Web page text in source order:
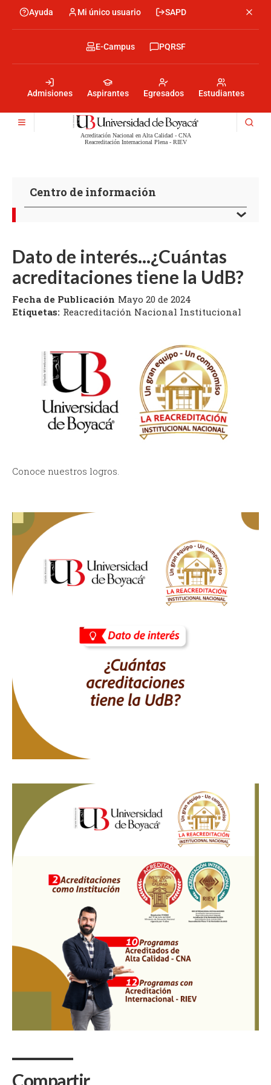
contenido
Menu
encabezado
Ayuda Mi único usuario SAPD
encabezado
Admisiones Aspirantes Egresados Estudiantes
Menu
encabezado
-
Derecha
E-Campus PQRSF
Menú
Acreditación Nacional en Alta Calidad - CNA
Reacreditación Internacional Plena - RIEV
Centro de información
Dato de interés...¿Cuántas
acreditaciones tiene la UdB?
Fecha de Publicación Mayo 20 de 2024
Etiquetas: Reacreditación Nacional Institucional
Conoce nuestros logros.
Compartir